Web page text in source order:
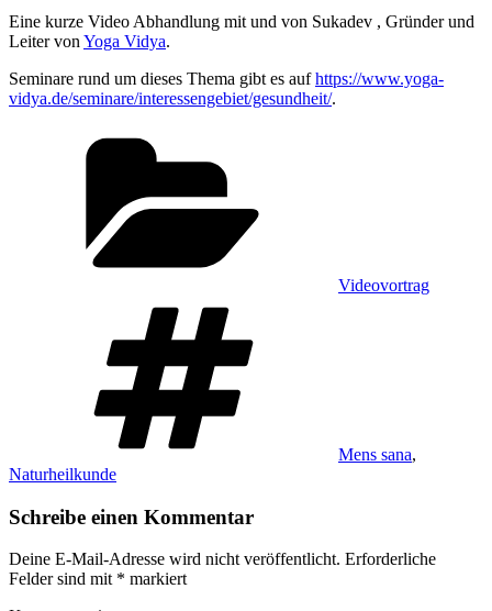
Eine kurze Video Abhandlung mit und von Sukadev , Gründer und
Leiter von Yoga Vidya.
Seminare rund um dieses Thema gibt es aufhttps://www.yoga-
vidya.de/seminare/interessengebiet/gesundheit/.
Videovortrag
Mens sana,
Naturheilkunde
Schreibe einen Kommentar
Deine E-Mail-Adresse wird nicht veröffentlicht. Erforderliche
Felder sind mit * markiert